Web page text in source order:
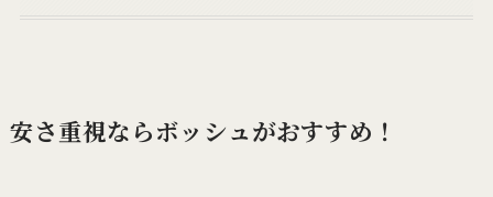
安さ重視ならボッシュがおすすめ！